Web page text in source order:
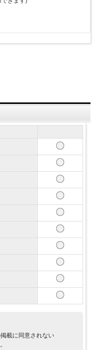
載に同意されない